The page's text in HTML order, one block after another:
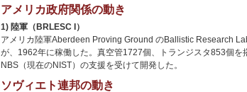
アメリカ政府関係の動き
1) 陸軍（BRLESC I）
アメリカ陸軍Aberdeen Proving Ground のBallistic Research
が、1962年に稼働した。真空管1727個、トランジスタ853個
NBS（現在のNIST）の支援を受けて開発した。
ソヴィエト連邦の動き